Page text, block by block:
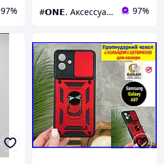
97% #𝗢𝗡𝗘. Аксессуары к смартфонам 97%